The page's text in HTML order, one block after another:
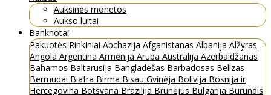
Auksinės monetos
Aukso luitai
Banknotai
Pakuotės Rinkiniai Abchazija Afganistanas Albanija Alžyras
Angola Argentina Armėnija Aruba Australija Azerbaidžanas
Bahamos Baltarusija Bangladešas Barbadosas Belizas
Bermudai Biafra Birma Bisau Gvinėja Bolivija Bosnija ir
Hercegovina Botsvana Brazilija Brunėjus Bulgarija Burundis